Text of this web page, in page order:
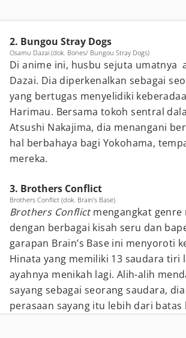
2. Bungou Stray Dogs
Osamu Dazai (dok. Bones/ Bungou Stray Dogs)
Di anime ini, husbu sejuta umatnya
Dazai. Dia diperkenalkan sebagai
yang bertugas menyelidiki
Harimau. Bersama tokoh sentral
Atsushi Nakajima, dia menangani
hal berbahaya bagi Yokohama,
mereka.
3. Brothers Conflict
Brothers Conflict (dok. Brain’s Base)
Brothers Conflictmengangkat
dengan berbagai kisah seru dan
garapan Brain’s Base ini menyoroti
Hinata yang memiliki 13 saudara tiri
ayahnya menikah lagi. Alih-alih
sayang sebagai seorang saudara,
perasaan sayang itu lebih dari batas